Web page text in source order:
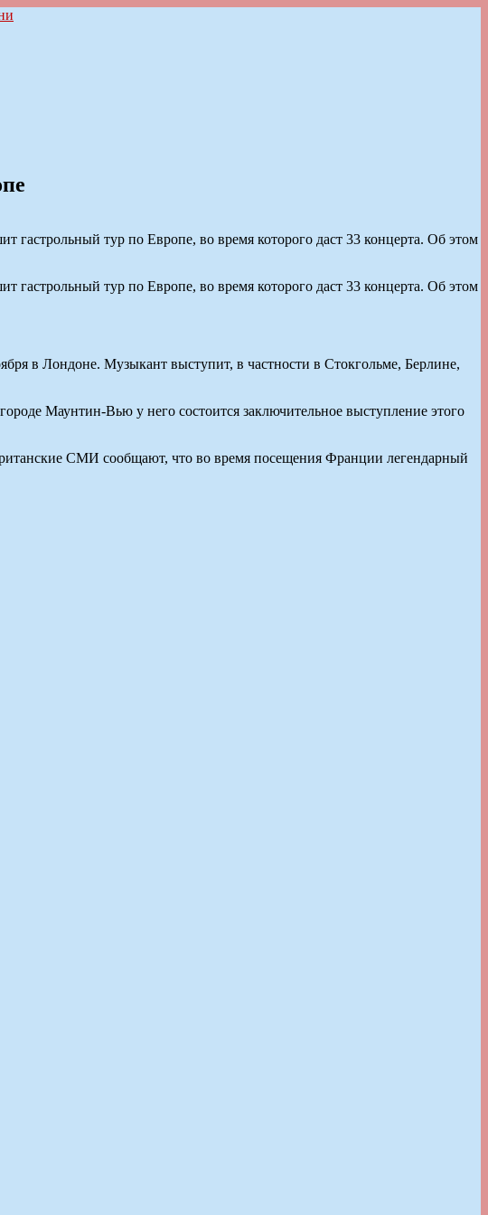
тур по Европе, во время которого даст 33 концерта. Об этом
тур по Европе, во время которого даст 33 концерта. Об этом
в Лондоне. Музыкант выступит, в частности в Стокгольме, Берлине,
Маунтин-Вью у него состоится заключительное выступление этого
СМИ сообщают, что во время посещения Франции легендарный